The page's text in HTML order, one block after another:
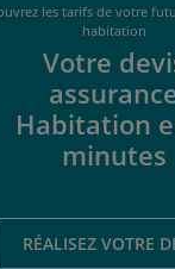
les tarifs de votre
habitation
Votre
Habitation
minutes
RÉALISEZ VOTRE